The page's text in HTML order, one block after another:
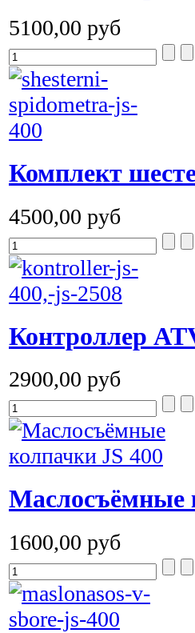
5100,00 руб
Комплект
4500,00 руб
Контроллер
2900,00 руб
Маслосъёмные
1600,00 руб